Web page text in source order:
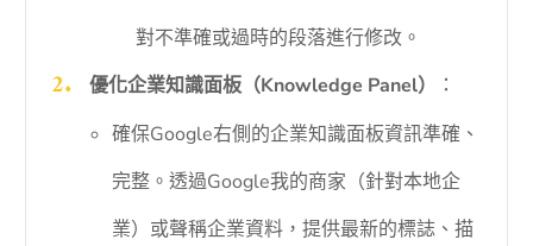
對不準確或過時的段落進行修改。
優化企業知識面板（Knowledge Panel）
：
確保Google右側的企業知識面板資訊準確、
完整。透過Google我的商家（針對本地企
業）或聲稱企業資料，提供最新的標誌、描